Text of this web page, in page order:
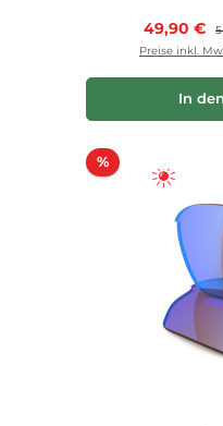
49,90 €
Preise inkl.
In
%Rabatt